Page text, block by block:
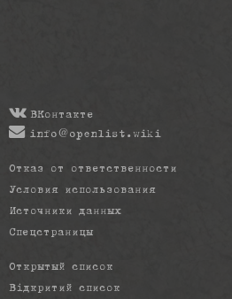
ВКонтакте
info@openlist.wiki
Отказ от ответственности
Условия использования
Источники данных
Спецстраницы
Открытый список
Відкритий список